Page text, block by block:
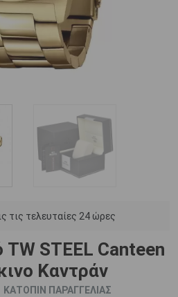
τις τελευταίες 24 ώρες
TW STEEL Canteen
Καντράν
ΚΑΤΟΠΙΝ ΠΑΡΑΓΓΕΛΙΑΣ